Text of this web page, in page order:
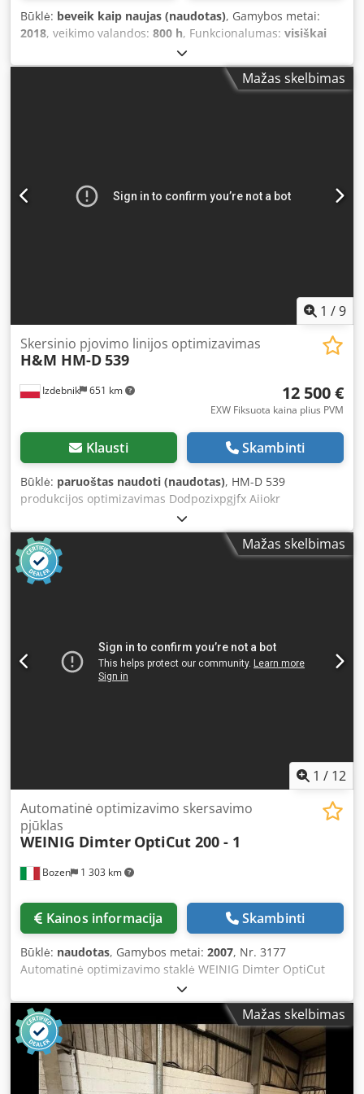
mm (maks. aukštis/plotis 140/120 mm) Įeinančios
medžiagos ilgis: iki 5 200 mm Tepimas: alyvinė centrinė
tepimo sistema Automatizavimas išėjime: jungtis
nuožulniam transporteriu bei rūšiavimo stalui.
Būklė: beveik kaip naujas (naudotas), Gamybos metai:
2018, veikimo valandos: 800 h, Funkcionalumas: visiškai
, Staklė yra puikios būklės, beveik nauja, jos
išdirbimo laikas – tik 800 valandų. Optimizuojamoji staklė
CURSAL TRV 1200 E Pagaminimo metai: 2018 Disko
Išėjimo stalo ilgis: 5000 mm – 3 išmetimo / rūšiavimo
įrenginiai Staklė yra labai geros techninės būklės – mažai
Mažas skelbimas
1 /9
Izdebnik 651 km
Skersinio pjovimo linijos optimizavimas
H&M HM-D539
12 500 €
EXW Fiksuota kaina plius PVM
Klausti Skambinti
Būklė: paruoštas naudoti (naudotas), HM-D 539
produkcijos optimizavimas Dodpozixpgjfx Aiiokr
didžiausias disko skersmuo – 550 mm mažiausias disko
skersmuo – 500 mm Diskinio pjūklo disko skersmuo ant
veleno – 30 mm įtampa – 400 V galia – 10 kW krovimas CE
ženklinimas pagaminimo metai – 2006
Mažas skelbimas
1 / 12
Bozen 1 303 km
Automatinė optimizavimo skersavimo
pjūklas
WEINIG Dimter OptiCut 200 - 1
Kainos informacija Skambinti
Būklė: naudotas, Gamybos metai: 2007, Nr. 3177
Automatinė optimizavimo staklė WEINIG Dimter OptiCut
200 - 1 Naudota, pagaminta 2007 m., staklės jau
išmontuotos Skirta apdirbti tam tikro ilgio medieną
Apdirbiamo medžio matmenys: Minimalus/maksimalus
ilgis: 3000–5000 mm Minimalus/maksimalus plotis: 80–200
mm Minimalus/maksimalus storis: 38–80 mm Maksimalus
medienos skerspjūvis: 200 x 50 Minimalus/maksimalus
medienos galo ilgis: 700–1000 mm Vidutinis pjūvių skaičius
Mažas skelbimas